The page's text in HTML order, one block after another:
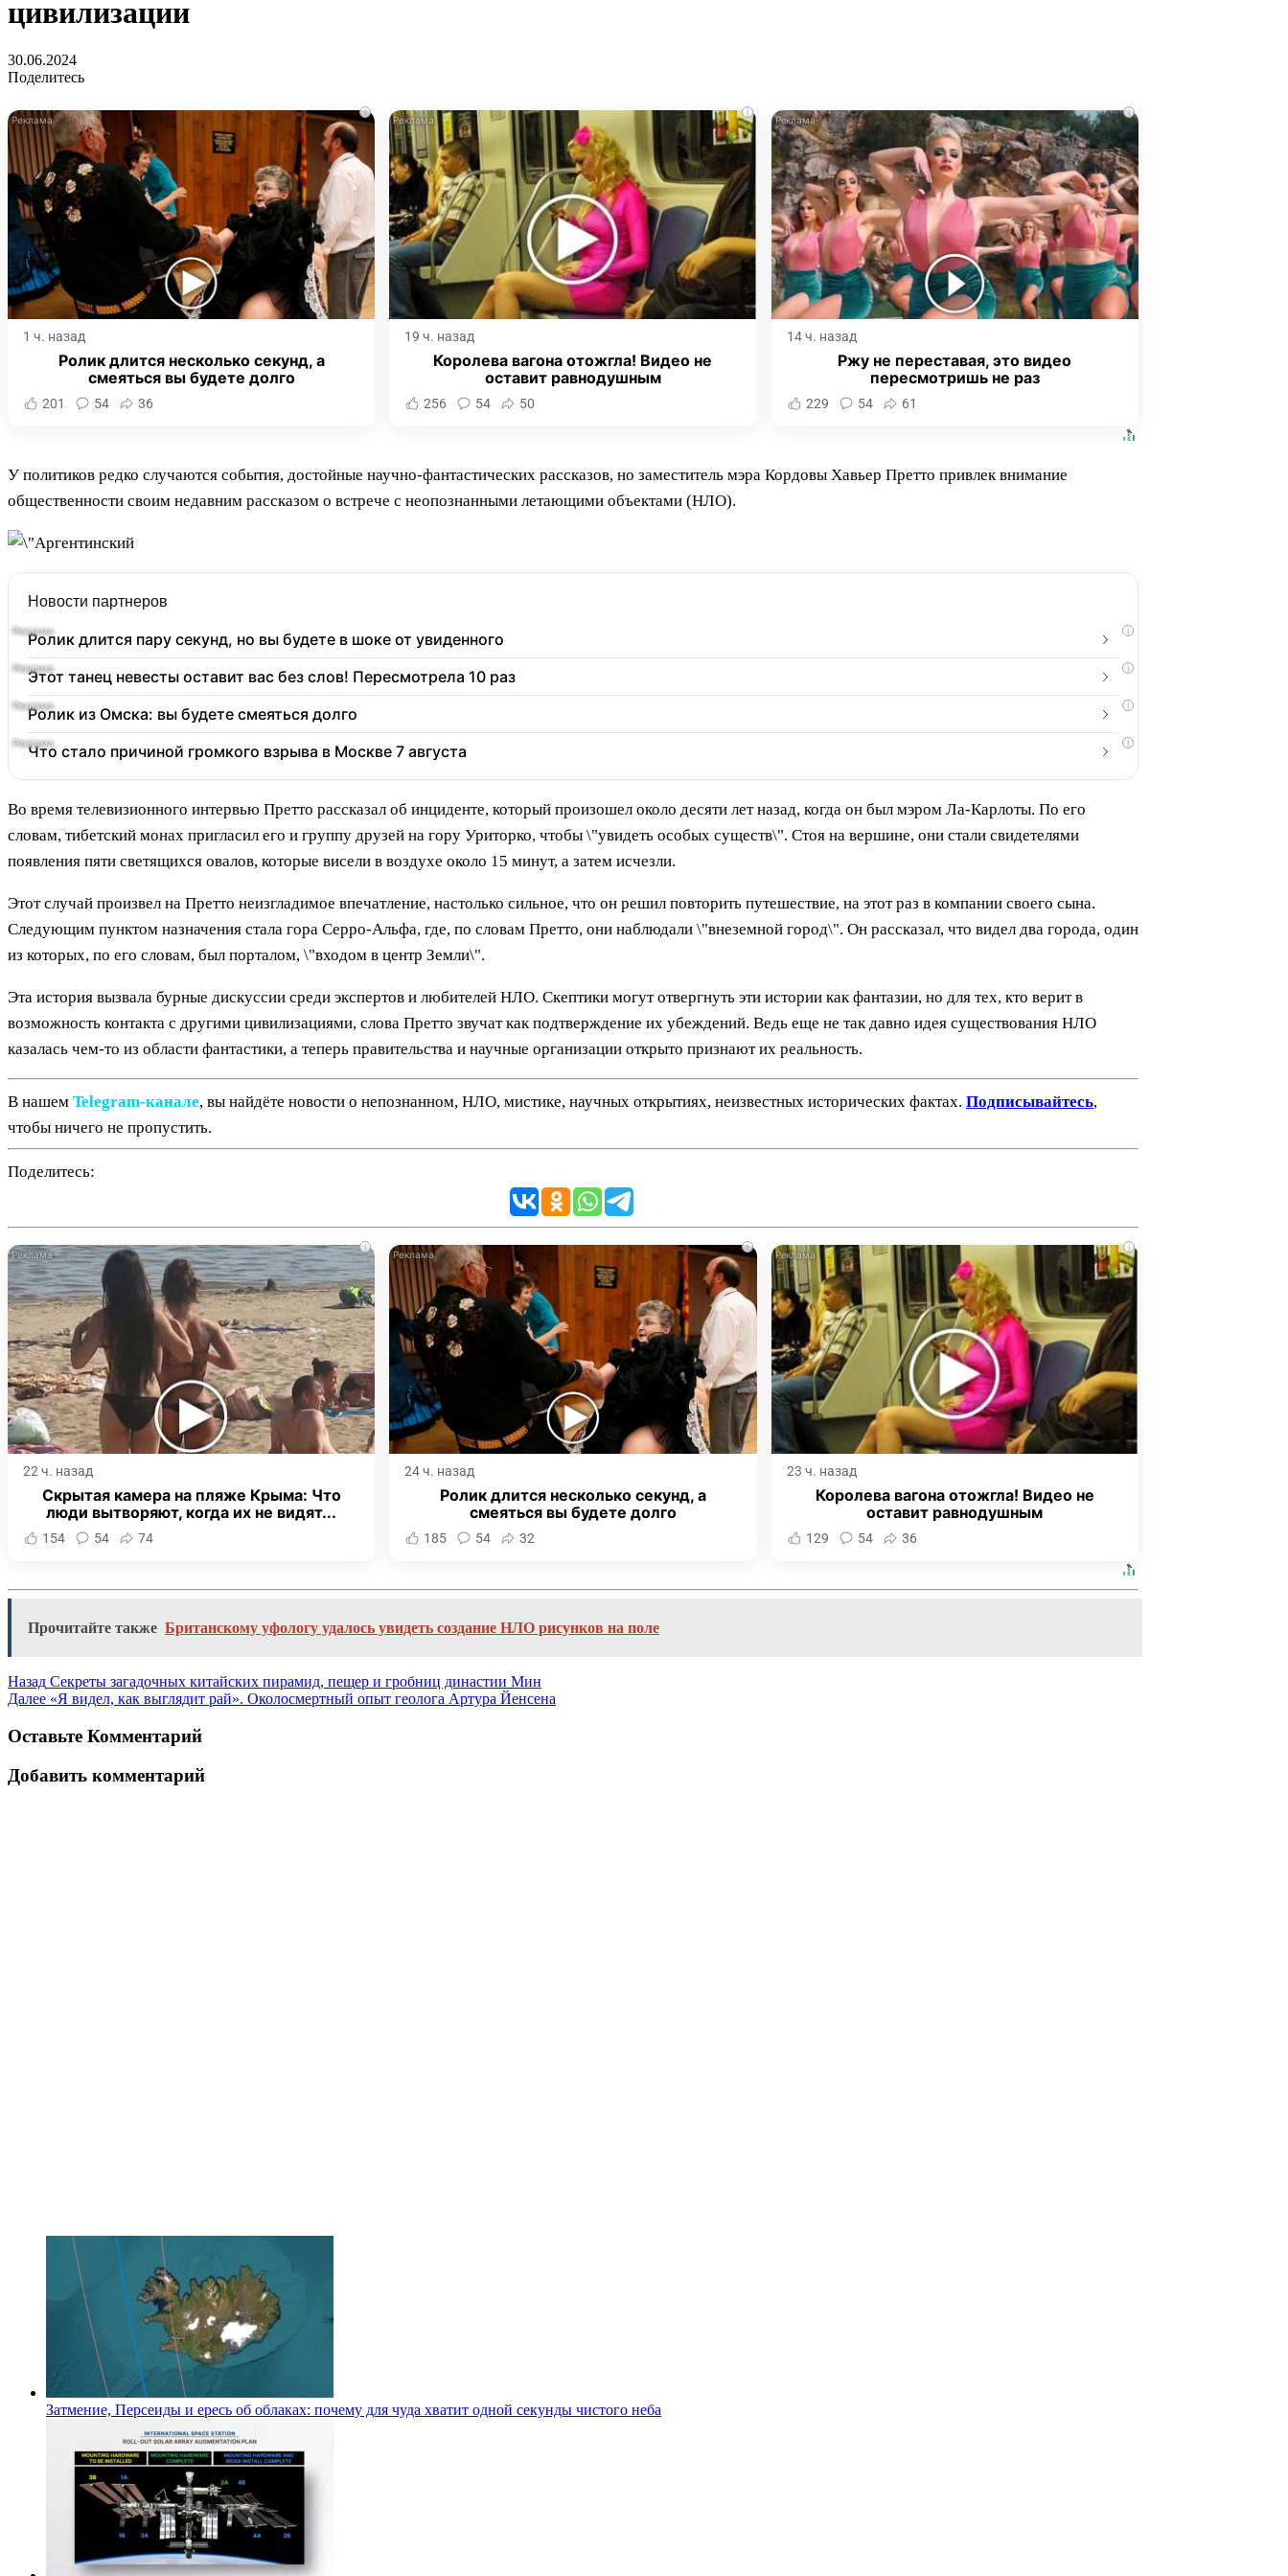
цивилизации
30.06.2024
Поделитесь
i
1 ч. назад
Ролик длится несколько секунд, а
смеяться вы будете долго
201 54 36
i
19 ч. назад
Королева вагона отожгла! Видео не
оставит равнодушным
256 54 50
i
14 ч. назад
Ржу не переставая, это видео
пересмотришь не раз
229 54 61
У политиков редко случаются события, достойные научно-фантастических рассказов, но заместитель мэра Кордовы Хавьер Претто привлек внимание
общественности своим недавним рассказом о встрече с неопознанными летающими объектами (НЛО).
Новости партнеров
i
Ролик длится пару секунд, но вы будете в шоке от увиденного
i
Этот танец невесты оставит вас без слов! Пересмотрела 10 раз
i
Ролик из Омска: вы будете смеяться долго
i
Что стало причиной громкого взрыва в Москве 7 августа
Во время телевизионного интервью Претто рассказал об инциденте, который произошел около десяти лет назад, когда он был мэром Ла-Карлоты. По его
словам, тибетский монах пригласил его и группу друзей на гору Уриторко, чтобы \"увидеть особых существ\". Стоя на вершине, они стали свидетелями
появления пяти светящихся овалов, которые висели в воздухе около 15 минут, а затем исчезли.
Этот случай произвел на Претто неизгладимое впечатление, настолько сильное, что он решил повторить путешествие, на этот раз в компании своего сына.
Следующим пунктом назначения стала гора Серро-Альфа, где, по словам Претто, они наблюдали \"внеземной город\". Он рассказал, что видел два города, один
из которых, по его словам, был порталом, \"входом в центр Земли\".
Эта история вызвала бурные дискуссии среди экспертов и любителей НЛО. Скептики могут отвергнуть эти истории как фантазии, но для тех, кто верит в
возможность контакта с другими цивилизациями, слова Претто звучат как подтверждение их убеждений. Ведь еще не так давно идея существования НЛО
казалась чем-то из области фантастики, а теперь правительства и научные организации открыто признают их реальность.
В нашем Telegram‑канале, вы найдёте новости о непознанном, НЛО, мистике, научных открытиях, неизвестных исторических фактах. Подписывайтесь,
чтобы ничего не пропустить.
Поделитесь:
i
22 ч. назад
Скрытая камера на пляже Крыма: Что
люди вытворяют, когда их не видят...
154 54 74
i
24 ч. назад
Ролик длится несколько секунд, а
смеяться вы будете долго
185 54 32
i
23 ч. назад
Королева вагона отожгла! Видео не
оставит равнодушным
129 54 36
Прочитайте также Британскому уфологу удалось увидеть создание НЛО рисунков на поле
Назад Секреты загадочных китайских пирамид, пещер и гробниц династии Мин
Далее «Я видел, как выглядит рай». Околосмертный опыт геолога Артура Йенсена
Оставьте Комментарий
Добавить комментарий
Затмение, Персеиды и ересь об облаках: почему для чуда хватит одной секунды чистого неба